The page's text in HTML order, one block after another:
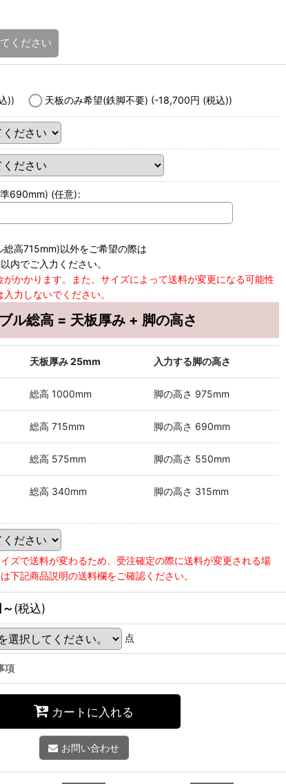
ください
)) 天板のみ希望(鉄脚不要) (-18,700円 (税込))
690mm) (任意):
高715mm)以外をご希望の際は
内でご入力ください。
かかります。また、サイズによって送料が変更になる可能性
力しないでください。
ル総高 = 天板厚み + 脚の高さ
天板厚み 25mm 入力する脚の高さ
総高 1000mm 脚の高さ 975mm
総高 715mm 脚の高さ 690mm
総高 575mm 脚の高さ 550mm
総高 340mm 脚の高さ 315mm
ズで送料が変わるため、受注確定の際に送料が変更される場
下記商品説明の送料欄をご確認ください。
～(税込)
点
項
カートに入れる
お問い合わせ